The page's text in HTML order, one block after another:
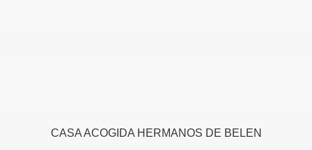
CASA ACOGIDA HERMANOS DE BELEN